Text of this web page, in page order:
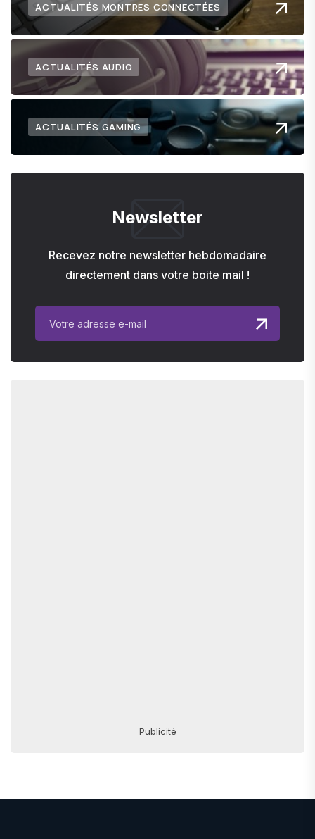
ACTUALITÉS MONTRES CONNECTÉES
ACTUALITÉS AUDIO
ACTUALITÉS GAMING
Newsletter
Recevez notre newsletter hebdomadaire
directement dans votre boite mail !
Publicité